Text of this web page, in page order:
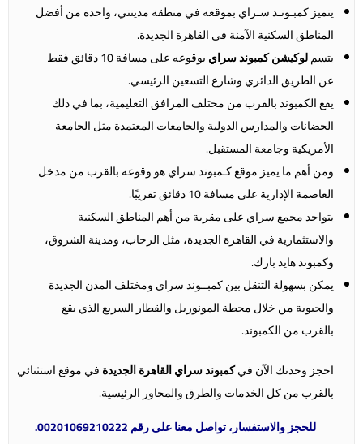
يتميز كمبـونـد سـراي بموقعه في منطقة مدينتي، واحدة من أفضل
المناطق السكنية الآمنة في القاهرة الجديدة.
يتسملوكيشن كمبوند سراي
بوقوعه على مسافة 10 دقائق فقط
عن الطريق الدائري وشارع التسعين الرئيسي.
يقع الكمبوند بالقرب من مختلف المرافق التعليمية، بما في ذلك
الحضانات والمدارس الدولية والجامعات المعتمدة مثل الجامعة
الأمريكية وجامعة المستقبل.
ومن أهم ما يميز موقع كـمبوند سراي هو وقوعه بالقرب من مدخل
العاصمة الإدارية على مسافة 10 دقائق تقريبًا.
يتواجد مجمع سراي على مقربة من أهم المناطق السكنية
والاستثمارية في القاهرة الجديدة، مثل الرحاب، ومدينة الشروق،
وكمبوند هايد بارك.
يمكن بسهولة التنقل بين كمبــوند سراي ومختلف المدن الجديدة
والحيوية من خلال محطة المونوريل والقطار السريع الذي يقع
بالقرب من الكمبوند.
احجز وحدتك الآن فيكمبوند سراي القاهرة الجديدةفي موقع استثنائي
بالقرب من كل الخدمات والطرق والمحاور الرئيسية.
للحجز والاستفسار، تواصل معنا على رقم 00201069210222.